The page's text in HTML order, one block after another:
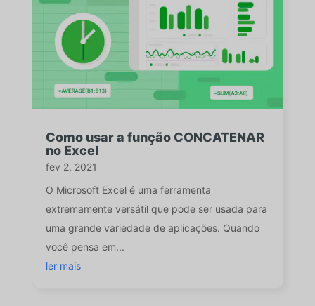
Como usar a função CONCATENAR
no Excel
fev 2, 2021
O Microsoft Excel é uma ferramenta
extremamente versátil que pode ser usada para
uma grande variedade de aplicações. Quando
você pensa em...
ler mais